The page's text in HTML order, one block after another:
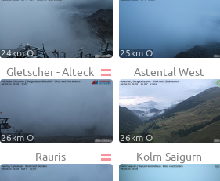
24km O 25km O
Gletscher - Alteck
26km O
Astental West
26km O
Rauris Kolm-Saigurn